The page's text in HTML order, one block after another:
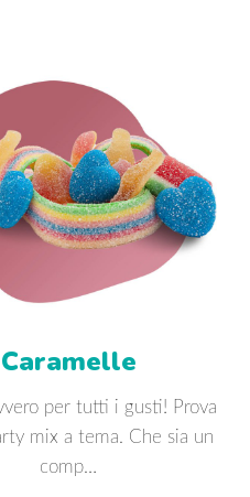
Caramelle
per tutti i gusti! Prova
mix a tema. Che sia un
comp…